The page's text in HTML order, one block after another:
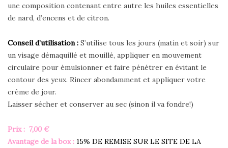
une composition contenant entre autre les huiles essentielles
de nard, d’encens et de citron.
Conseil d’utilisation : S’utilise tous les jours (matin et soir) sur
un visage démaquillé et mouillé, appliquer en mouvement
circulaire pour émulsionner et faire pénétrer en évitant le
contour des yeux. Rincer abondamment et appliquer votre
crème de jour.
Laisser sécher et conserver au sec (sinon il va fondre!)
Prix : 7,00 €
Avantage de la box : 15% DE REMISE SUR LE SITE DE LA